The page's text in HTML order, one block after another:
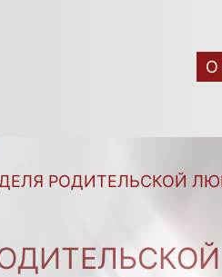
О
РОДИТЕЛЬСКОЙ